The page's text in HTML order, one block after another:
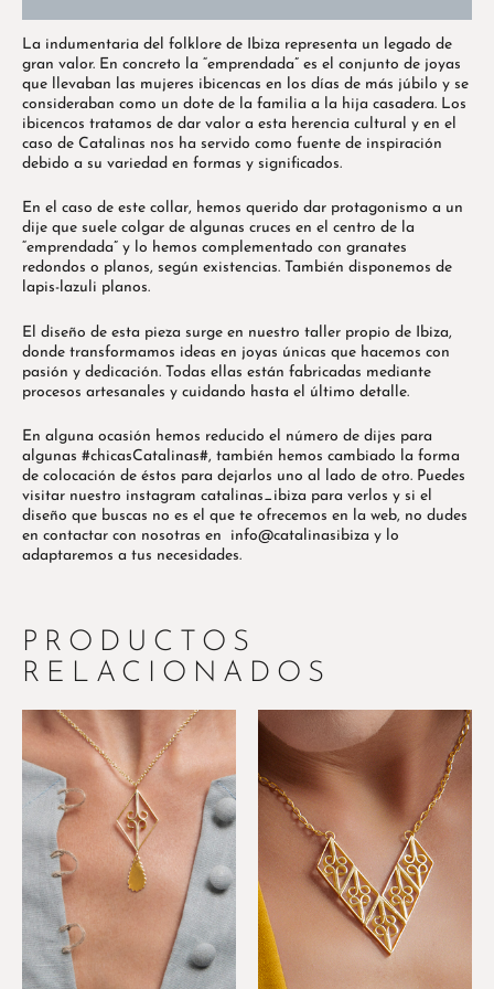
La indumentaria del folklore de Ibiza representa un legado de
gran valor. En concreto la “emprendada” es el conjunto de joyas
que llevaban las mujeres ibicencas en los días de más júbilo y se
consideraban como un dote de la familia a la hija casadera. Los
ibicencos tratamos de dar valor a esta herencia cultural y en el
caso de Catalinas nos ha servido como fuente de inspiración
debido a su variedad en formas y significados.
En el caso de este collar, hemos querido dar protagonismo a un
dije que suele colgar de algunas cruces en el centro de la
“emprendada” y lo hemos complementado con granates
redondos o planos, según existencias. También disponemos de
lapis-lazuli planos.
El diseño de esta pieza surge en nuestro taller propio de Ibiza,
donde transformamos ideas en joyas únicas que hacemos con
pasión y dedicación. Todas ellas están fabricadas mediante
procesos artesanales y cuidando hasta el último detalle.
En alguna ocasión hemos reducido el número de dijes para
algunas #chicasCatalinas#, también hemos cambiado la forma
de colocación de éstos para dejarlos uno al lado de otro. Puedes
visitar nuestro instagram catalinas_ibiza para verlos y si el
diseño que buscas no es el que te ofrecemos en la web, no dudes
en contactar con nosotras en info@catalinasibiza y lo
adaptaremos a tus necesidades.
PRODUCTOS
RELACIONADOS
Este
producto
múltiples
variantes.
Las
opciones
se
pueden
elegir
en
la
página
de
Este
producto
tiene
múltiples
variantes.
Las
opciones
se
pueden
de